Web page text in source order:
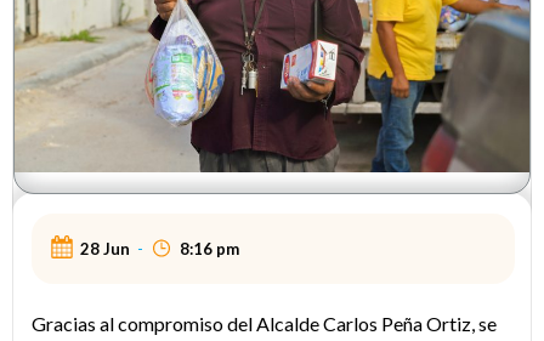
28 Jun - 8:16 pm
Gracias al compromiso del Alcalde Carlos Peña Ortiz, se